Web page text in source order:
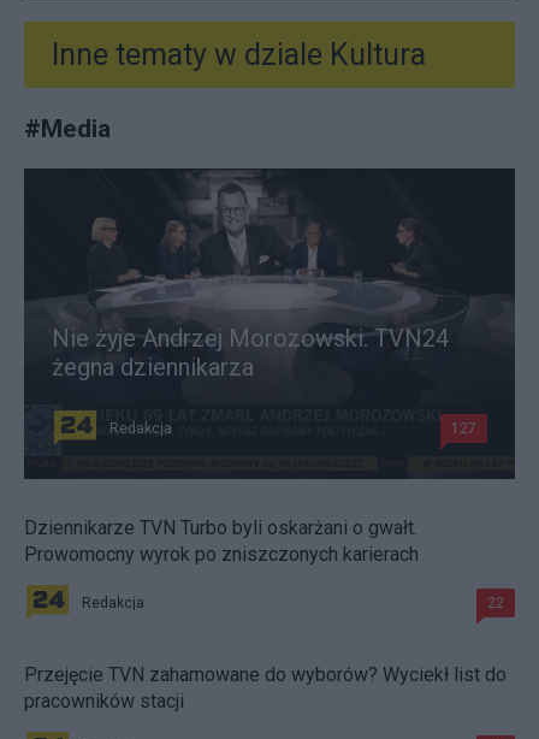
Inne tematy w dziale Kultura
#Media
Nie żyje Andrzej Morozowski. TVN24
żegna dziennikarza
Redakcja 127
Dziennikarze TVN Turbo byli oskarżani o gwałt.
Prowomocny wyrok po zniszczonych karierach
Redakcja 22
Przejęcie TVN zahamowane do wyborów? Wyciekł list do
pracowników stacji